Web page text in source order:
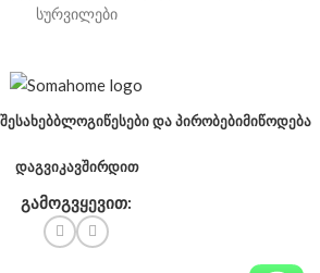
სურვილები
ᲑᲚᲝᲒᲘᲬᲔᲡᲔᲑᲘ ᲓᲐ ᲞᲘᲠᲝᲑᲔᲑᲘᲛᲘᲬᲝᲓᲔᲑᲐ
ᲓᲐᲒᲕᲘᲙᲐᲕᲨᲘᲠᲓᲘᲗ
გამოგვყევით: